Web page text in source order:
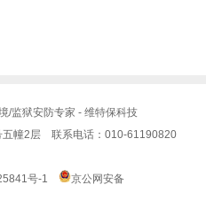
/监狱安防专家 - 维特保科技
五幢2层 联系电话：010-61190820
号-1
京公网安备